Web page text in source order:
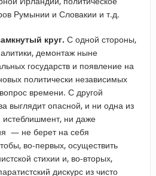
Румынии и Словакии и т.д.
круг. С одной стороны,
демонтаж ныне
государств и появление на
политически независимых
времени. С другой
выглядит опасной, и ни одна из
ни даже
— не берет на себя
во-первых, осуществить
стихии и, во-вторых,
дискурс из чисто